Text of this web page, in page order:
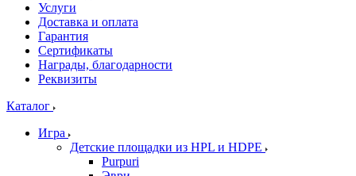
Услуги
Доставка и оплата
Гарантия
Сертификаты
Награды, благодарности
Реквизиты
Каталог
Игра
Детские площадки из HPL и HDPE
Purpuri